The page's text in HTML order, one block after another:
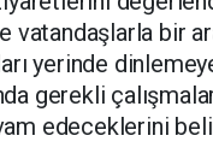
vatandaşlarla bir
yerinde
gerekli
edeceklerini